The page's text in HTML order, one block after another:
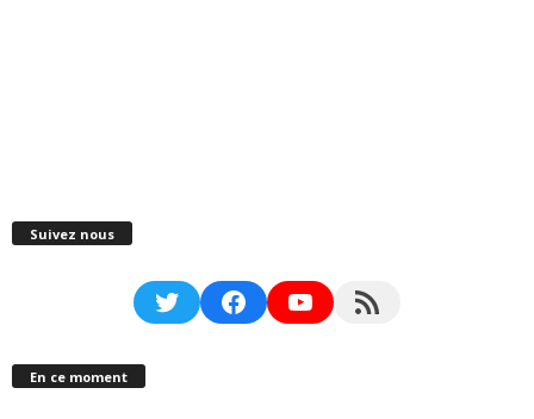
Suivez nous
TwitterFacebookYouTubeRSS Feed
En ce moment